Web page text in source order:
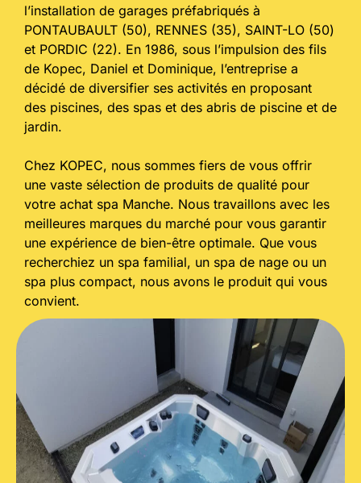
l’installation de garages préfabriqués à
PONTAUBAULT (50), RENNES (35), SAINT-LO (50)
et PORDIC (22). En 1986, sous l’impulsion des fils
de Kopec, Daniel et Dominique, l’entreprise a
décidé de diversifier ses activités en proposant
des piscines, des spas et des abris de piscine et de
jardin.
Chez KOPEC, nous sommes fiers de vous offrir
une vaste sélection de produits de qualité pour
votre achat spa Manche. Nous travaillons avec les
meilleures marques du marché pour vous garantir
une expérience de bien-être optimale. Que vous
recherchiez un spa familial, un spa de nage ou un
spa plus compact, nous avons le produit qui vous
convient.